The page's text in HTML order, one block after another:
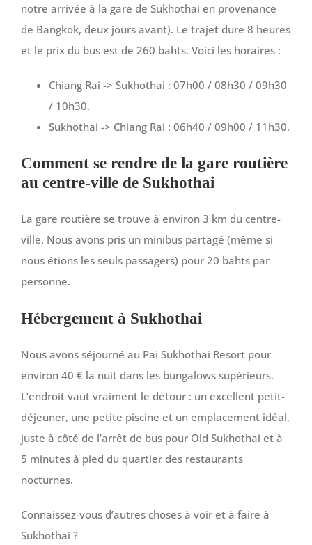
notre arrivée à la gare de Sukhothai en provenance
de Bangkok, deux jours avant). Le trajet dure 8 heures
et le prix du bus est de 260 bahts. Voici les horaires :
Chiang Rai -> Sukhothai : 07h00 / 08h30 / 09h30
/ 10h30.
Sukhothai -> Chiang Rai : 06h40 / 09h00 / 11h30.
Comment se rendre de la gare routière
au centre-ville de Sukhothai
La gare routière se trouve à environ 3 km du centre-
ville. Nous avons pris un minibus partagé (même si
nous étions les seuls passagers) pour 20 bahts par
personne.
Hébergement à Sukhothai
Nous avons séjourné au Pai Sukhothai Resort pour
environ 40 € la nuit dans les bungalows supérieurs.
L’endroit vaut vraiment le détour : un excellent petit-
déjeuner, une petite piscine et un emplacement idéal,
juste à côté de l’arrêt de bus pour Old Sukhothai et à
5 minutes à pied du quartier des restaurants
nocturnes.
Connaissez-vous d’autres choses à voir et à faire à
Sukhothai ?